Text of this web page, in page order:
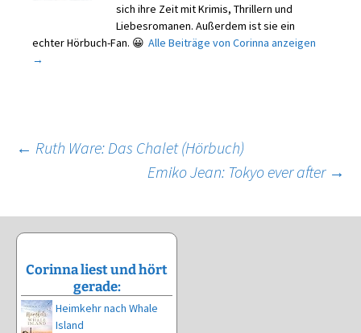
sich ihre Zeit mit Krimis, Thrillern und
Liebesromanen. Außerdem ist sie ein
echter Hörbuch-Fan. 😀 Alle Beiträge von Corinna anzeigen
→
Beitragsnavigation
← Ruth Ware: Das Chalet (Hörbuch)
Emiko Jean: Tokyo ever after →
Corinna liest und hört
gerade:
Heimkehr nach Whale
Island